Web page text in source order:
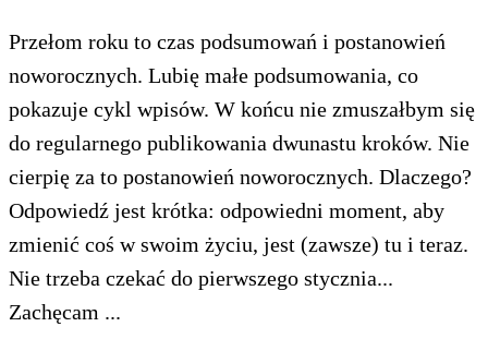
Przełom roku to czas podsumowań i postanowień
noworocznych. Lubię małe podsumowania, co
pokazuje cykl wpisów. W końcu nie zmuszałbym się
do regularnego publikowania dwunastu kroków. Nie
cierpię za to postanowień noworocznych. Dlaczego?
Odpowiedź jest krótka: odpowiedni moment, aby
zmienić coś w swoim życiu, jest (zawsze) tu i teraz.
Nie trzeba czekać do pierwszego stycznia...
Zachęcam ...